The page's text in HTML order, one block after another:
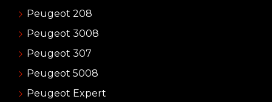
Peugeot 208
Peugeot 3008
Peugeot 307
Peugeot 5008
Peugeot Expert